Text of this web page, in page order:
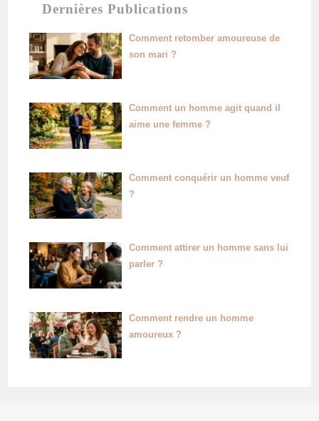
Dernières Publications
Comment retomber amoureuse de
son mari ?
Comment un homme agit quand il
aime une femme ?
Comment conquérir un homme veuf
?
Comment attirer un homme sans lui
parler ?
Comment rendre un homme
amoureux ?